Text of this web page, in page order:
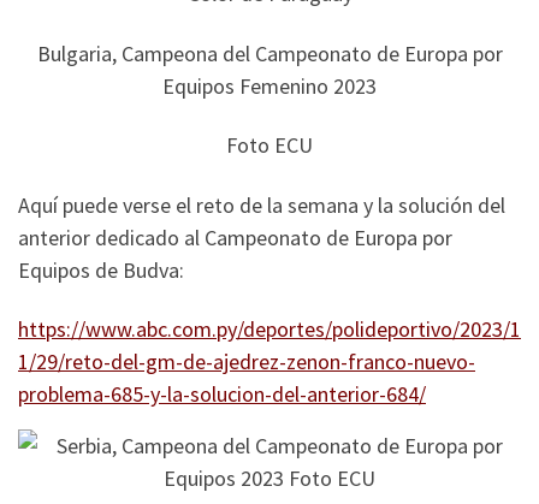
Bulgaria, Campeona del Campeonato de Europa por
Equipos Femenino 2023
Foto ECU
Aquí puede verse el reto de la semana y la solución del
anterior dedicado al Campeonato de Europa por
Equipos de Budva:
https://www.abc.com.py/deportes/polideportivo/2023/1
1/29/reto-del-gm-de-ajedrez-zenon-franco-nuevo-
problema-685-y-la-solucion-del-anterior-684/